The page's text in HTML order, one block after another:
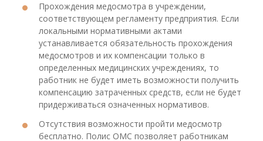
Прохождения медосмотра в учреждении,
соответствующем регламенту предприятия. Если
локальными нормативными актами
устанавливается обязательность прохождения
медосмотров и их компенсации только в
определенных медицинских учреждениях, то
работник не будет иметь возможности получить
компенсацию затраченных средств, если не будет
придерживаться означенных нормативов.
Отсутствия возможности пройти медосмотр
бесплатно. Полис ОМС позволяет работникам